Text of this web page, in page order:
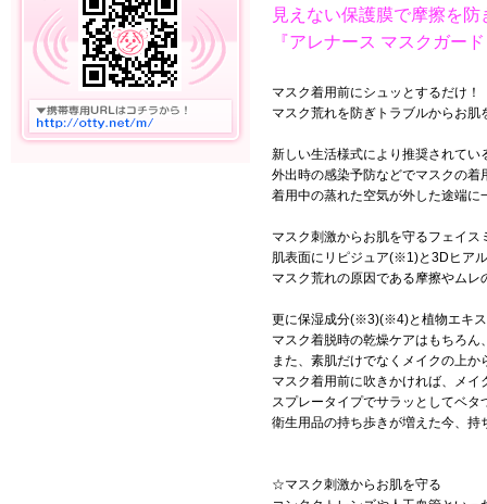
見えない保護膜で摩擦を
『アレナース マスクガー
マスク着用前にシュッとするだけ！
マスク荒れを防ぎトラブルからお
新しい生活様式により推奨されてい
外出時の感染予防などでマスクの
着用中の蒸れた空気が外した途端
マスク刺激からお肌を守るフェイ
肌表面にリピジュア(※1)と3Dヒア
マスク荒れの原因である摩擦やム
更に保湿成分(※3)(※4)と植物エキ
マスク着脱時の乾燥ケアはもちろ
また、素肌だけでなくメイクの上か
マスク着用前に吹きかければ、メ
スプレータイプでサラッとしてベ
衛生用品の持ち歩きが増えた今、
☆マスク刺激からお肌を守る